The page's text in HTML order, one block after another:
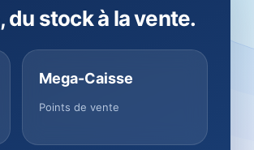
du stock à la vente.
Mega-Caisse
Points de vente